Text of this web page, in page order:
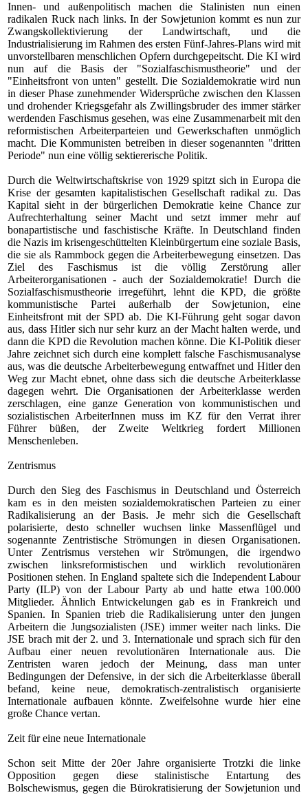
Innen- und außenpolitisch machen die Stalinisten nun einen
radikalen Ruck nach links. In der Sowjetunion kommt es nun zur
Zwangskollektivierung der Landwirtschaft, und die
Industrialisierung im Rahmen des ersten Fünf-Jahres-Plans wird mit
unvorstellbaren menschlichen Opfern durchgepeitscht. Die KI wird
nun auf die Basis der "Sozialfaschismustheorie" und der
"Einheitsfront von unten" gestellt. Die Sozialdemokratie wird nun
in dieser Phase zunehmender Widersprüche zwischen den Klassen
und drohender Kriegsgefahr als Zwillingsbruder des immer stärker
werdenden Faschismus gesehen, was eine Zusammenarbeit mit den
reformistischen Arbeiterparteien und Gewerkschaften unmöglich
macht. Die Kommunisten betreiben in dieser sogenannten "dritten
Periode" nun eine völlig sektiererische Politik.
Durch die Weltwirtschaftskrise von 1929spitzt sich in Europa die
Krise der gesamten kapitalistischen Gesellschaft radikal zu. Das
Kapital sieht in der bürgerlichen Demokratie keine Chance zur
Aufrechterhaltung seiner Macht und setzt immer mehr auf
bonapartistische und faschistische Kräfte. In Deutschland finden
die Nazis im krisengeschüttelten Kleinbürgertum eine soziale Basis,
die sie als Rammbock gegen die Arbeiterbewegung einsetzen. Das
Ziel des Faschismus ist die völlig Zerstörung aller
Arbeiterorganisationen - auch der Sozialdemokratie! Durch die
Sozialfaschismustheorie irregeführt, lehnt die KPD, die größte
kommunistische Partei außerhalb der Sowjetunion, eine
Einheitsfront mit der SPD ab. Die KI-Führung geht sogar davon
aus, dass Hitler sich nur sehr kurz an der Macht halten werde, und
dann die KPD die Revolution machen könne. Die KI-Politik dieser
Jahre zeichnet sich durch eine komplett falsche Faschismusanalyse
aus, was die deutsche Arbeiterbewegung entwaffnet und Hitler den
Weg zur Macht ebnet, ohne dass sich die deutsche Arbeiterklasse
dagegen wehrt. Die Organisationen der Arbeiterklasse werden
zerschlagen, eine ganze Generation von kommunistischen und
sozialistischen ArbeiterInnen muss im KZ für den Verrat ihrer
Führer büßen, der Zweite Weltkrieg fordert Millionen
Menschenleben.
Zentrismus
Durch den Sieg des Faschismus in Deutschland und Österreich
kam es in den meisten sozialdemokratischen Parteien zu einer
Radikalisierung an der Basis. Je mehr sich die Gesellschaft
polarisierte, desto schneller wuchsen linke Massenflügel und
sogenannte Zentristische Strömungen in diesen Organisationen.
Unter Zentrismus verstehen wir Strömungen, die irgendwo
zwischen linksreformistischen und wirklich revolutionären
Positionen stehen. In England spaltete sich die Independent Labour
Party (ILP) von der Labour Party ab und hatte etwa 100.000
Mitglieder. Ähnlich Entwickelungen gab es in Frankreich und
Spanien. In Spanien trieb die Radikalisierung unter den jungen
Arbeitern die Jungsozialisten (JSE) immer weiter nach links. Die
JSE brach mit der 2. und 3. Internationale und sprach sich für den
Aufbau einer neuen revolutionären Internationale aus. Die
Zentristen waren jedoch der Meinung, dass man unter
Bedingungen der Defensive, in der sich die Arbeiterklasse überall
befand, keine neue, demokratisch-zentralistisch organisierte
Internationale aufbauen könnte. Zweifelsohne wurde hier eine
große Chance vertan.
Zeit für eine neue Internationale
Schon seit Mitte der 20er Jahre organisierte Trotzki die linke
Opposition gegen diese stalinistische Entartung des
Bolschewismus, gegen die Bürokratisierung der Sowjetunion und